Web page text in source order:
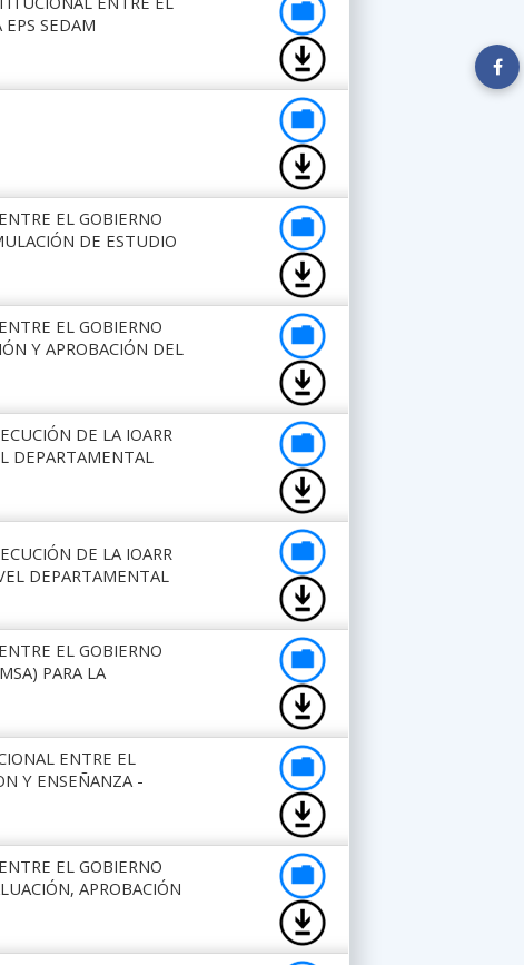
SEDAM
EL GOBIERNO
DE ESTUDIO
EL GOBIERNO
Y APROBACIÓN DEL
DE LA IOARR
DEPARTAMENTAL
DE LA IOARR
DEPARTAMENTAL
EL GOBIERNO
PARA LA
ENTRE EL
Y ENSEÑANZA -
EL GOBIERNO
APROBACIÓN